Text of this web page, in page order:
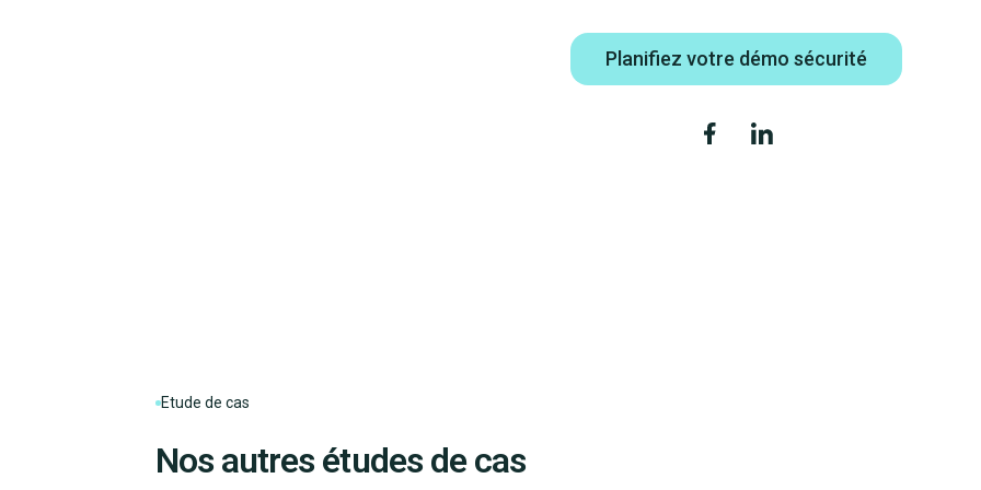
Planifiez votre démo sécurité
Etude de cas
Nos autres études de cas